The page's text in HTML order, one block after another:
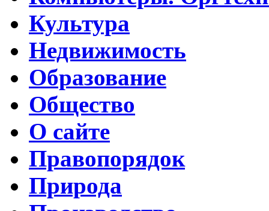
Культура
Недвижимость
Образование
Общество
О сайте
Правопорядок
Природа